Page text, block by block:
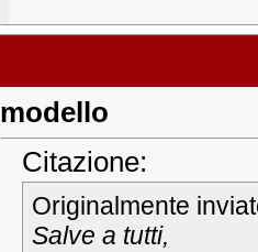
modello
Citazione:
Originalmente
Salve a tutti,